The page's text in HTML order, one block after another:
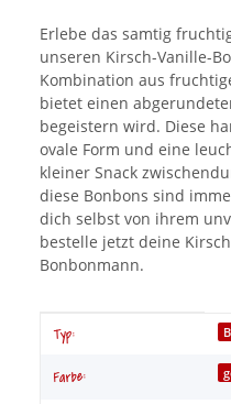
Erlebe das samtig
unseren Kirsch-Vanille-
Kombination aus
bietet einen
begeistern wird. Diese
ovale Form und eine
kleiner Snack
diese Bonbons sind
dich selbst von ihrem
bestelle jetzt deine
Bonbonmann.
Produkteigenschaft
Wert
Typ:
Farbe: